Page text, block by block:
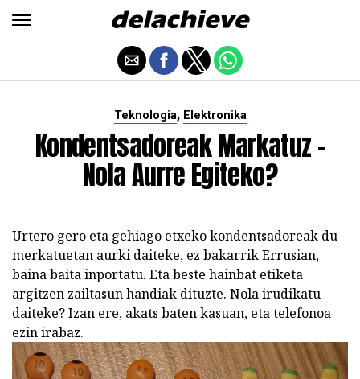
Teknologia, Elektronika
Kondentsadoreak Markatuz -
Nola Aurre Egiteko?
Urtero gero eta gehiago etxeko kondentsadoreak du
merkatuetan aurki daiteke, ez bakarrik Errusian,
baina baita inportatu. Eta beste hainbat etiketa
argitzen zailtasun handiak dituzte. Nola irudikatu
daiteke? Izan ere, akats baten kasuan, eta telefonoa
ezin irabaz.